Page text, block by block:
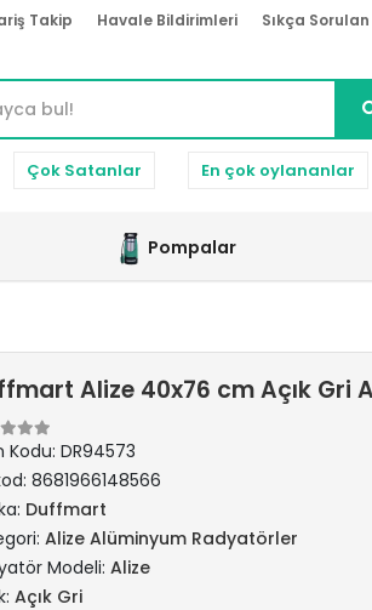
Takip Havale Bildirimleri Sıkça
Çok Satanlar En çok oylananlar
Pompalar
Alize 40x76 cm Açık Gri
Kodu: DR94573
8681966148566
Duffmart
Alize Alüminyum Radyatörler
Modeli: Alize
Açık Gri